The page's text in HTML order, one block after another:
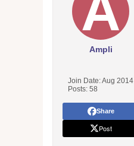
Ampli
Join Date:Aug 2014
Posts: 58
Share
Post